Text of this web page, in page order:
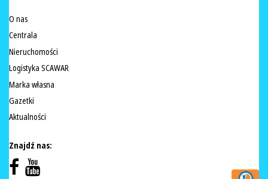
O nas
Centrala
Nieruchomości
Logistyka SCAWAR
Marka własna
Gazetki
Aktualności
Znajdź nas: